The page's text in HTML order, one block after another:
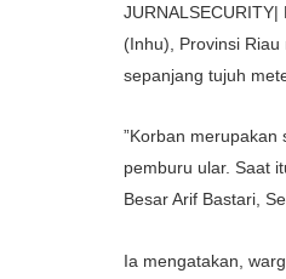
(Inhu), Provinsi
sepanjang tujuh
”Korban
pemburu ular. Saat
Besar Arif Bastari,
Ia mengatakan,